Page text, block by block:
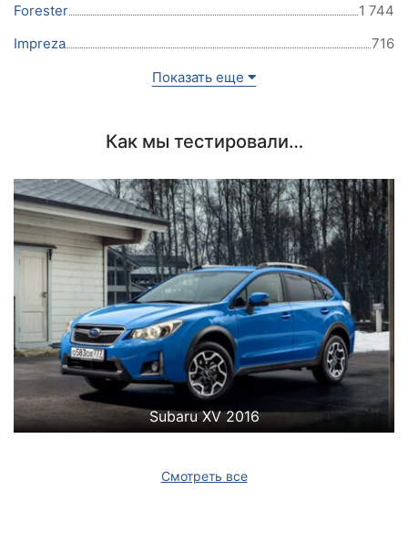
Forester
1 744
Impreza
716
Показать еще
Как мы тестировали…
Subaru XV 2016
Смотреть все